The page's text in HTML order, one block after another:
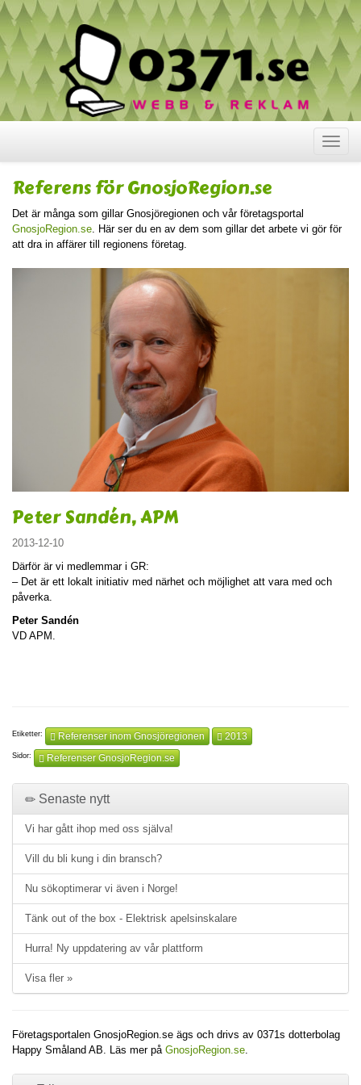
Visa
meny
Referens för GnosjoRegion.se
Det är många som gillar Gnosjöregionen och vår företagsportal
GnosjoRegion.se. Här ser du en av dem som gillar det arbete vi gör för
att dra in affärer till regionens företag.
Peter Sandén, APM
2013-12-10
Därför är vi medlemmar i GR:
– Det är ett lokalt initiativ med närhet och möjlighet att vara med och
påverka.
Peter Sandén
VD APM.
Etiketter: Referenser inom Gnosjöregionen 2013
Sidor: Referenser GnosjoRegion.se
Senaste nytt
Vi har gått ihop med oss själva!
Vill du bli kung i din bransch?
Nu sökoptimerar vi även i Norge!
Tänk out of the box - Elektrisk apelsinskalare
Hurra! Ny uppdatering av vår plattform
Visa fler »
Företagsportalen GnosjoRegion.se ägs och drivs av 0371s dotterbolag
Happy Småland AB. Läs mer på GnosjoRegion.se